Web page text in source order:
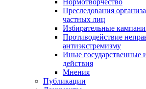
Нормотворчество
Преследования
частных лиц
Избирательные
Противодействие
антиэкстремизму
Иные государственные
действия
Мнения
Публикации